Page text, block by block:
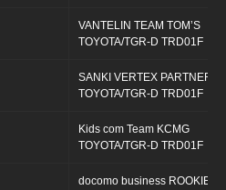
VANTELIN TEAM TOM’S
TOYOTA/TGR-D TRD01F
SANKI VERTEX PARTNERS
TOYOTA/TGR-D TRD01F
Kids com Team KCMG
TOYOTA/TGR-D TRD01F
docomo business ROOKIE